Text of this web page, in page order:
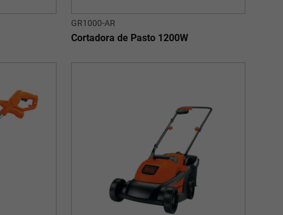
GR1000-AR
Cortadora de Pasto 1200W